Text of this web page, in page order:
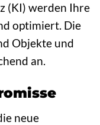
(KI) werden Ihre
optimiert. Die
Objekte und
an.
neue